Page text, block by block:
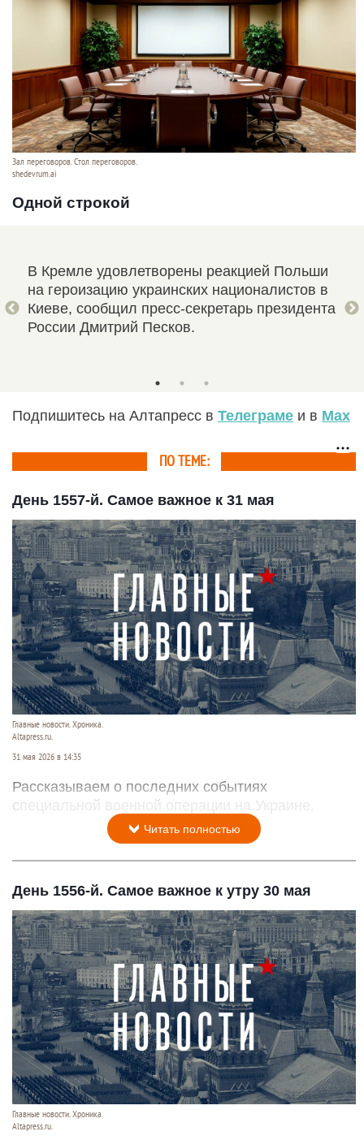
Зал переговоров. Стол переговоров.
shedevrum.ai
Одной строкой
В Кремле удовлетворены реакцией Польши
на героизацию украинских националистов в
Киеве, сообщил пресс-секретарь президента
России Дмитрий Песков.
Подпишитесь на Алтапресс в Телеграме и в Max
ПО ТЕМЕ:
День 1557-й. Самое важное к 31 мая
Главные новости. Хроника.
Altapress.ru.
31 мая 2026 в 14:35
Рассказываем о последних событиях
специальной военной операции на Украине.
Читать полностью
День 1556-й. Самое важное к утру 30 мая
Главные новости. Хроника.
Altapress.ru.